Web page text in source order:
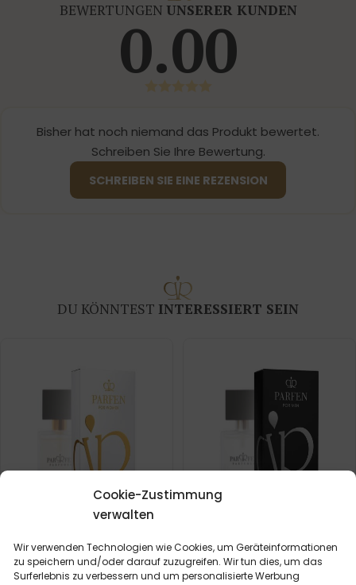
Cookie-Zustimmung
verwalten
Wir verwenden Technologien wie Cookies, um Geräteinformationen
zu speichern und/oder darauf zuzugreifen. Wir tun dies, um das
Surferlebnis zu verbessern und um personalisierte Werbung
BEWERTUNGEN UNSERER KUNDEN
0.00
Bisher hat noch niemand das Produkt bewertet.
Schreiben Sie Ihre Bewertung.
SCHREIBEN SIE EINE REZENSION
DU KÖNNTEST INTERESSIERT SEIN
Frauenparfum – 526 (50ml)
Männerparfum – 613 (50ml)